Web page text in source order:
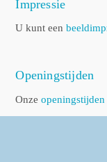
Impressie
U kunt een
Openingstijden
Onzeopeningstijden